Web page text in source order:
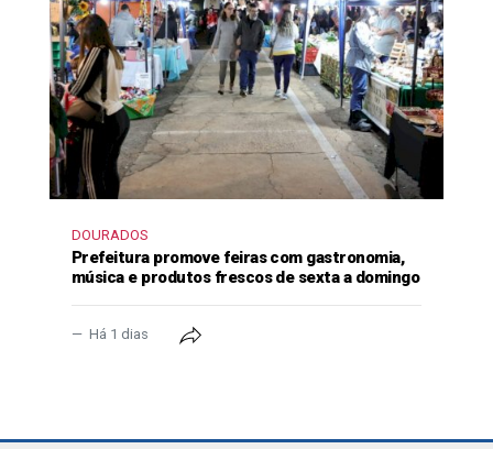
DOURADOS
Prefeitura promove feiras com gastronomia,
música e produtos frescos de sexta a domingo
Há 1 dias